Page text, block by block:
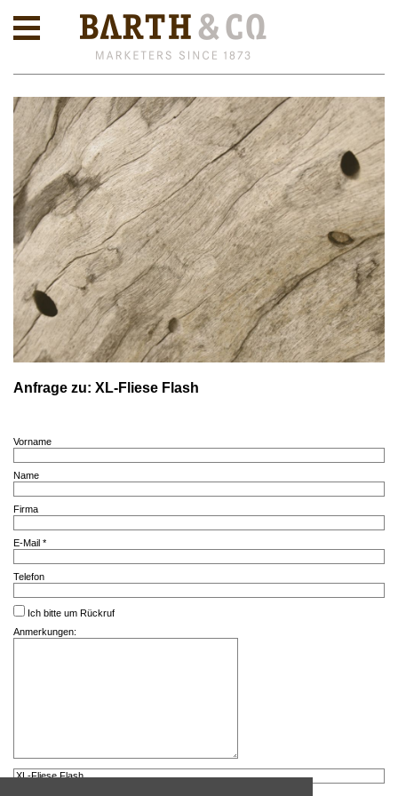
Anfrage zu: XL-Fliese Flash
Vorname
Name
Firma
E-Mail *
Telefon
Ich bitte um Rückruf
Anmerkungen: